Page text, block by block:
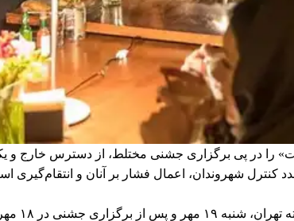
را در پی برگزاری جشنی مختلط، از دسترس خارج و
کنترل شهروندان، اعمال فشار بر آنان و انتقام‌گیری
برخی